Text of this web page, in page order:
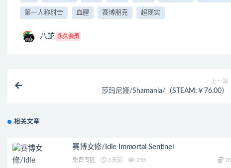
第一人称射击 血腥 赛博朋克 超现实
八蛇 永久会员
上一篇
莎玛尼娅/Shamania/（STEAM:￥76.00）
相关文章
赛博女修/Idle Immortal Sentinel
免费专区 3天前 255 70